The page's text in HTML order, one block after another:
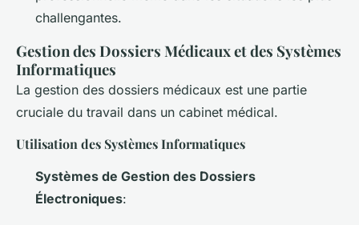
challengantes.
Gestion des Dossiers Médicaux et des Systèmes
Informatiques
La gestion des dossiers médicaux est une partie
cruciale du travail dans un cabinet médical.
Utilisation des Systèmes Informatiques
Systèmes de Gestion des Dossiers
Électroniques: